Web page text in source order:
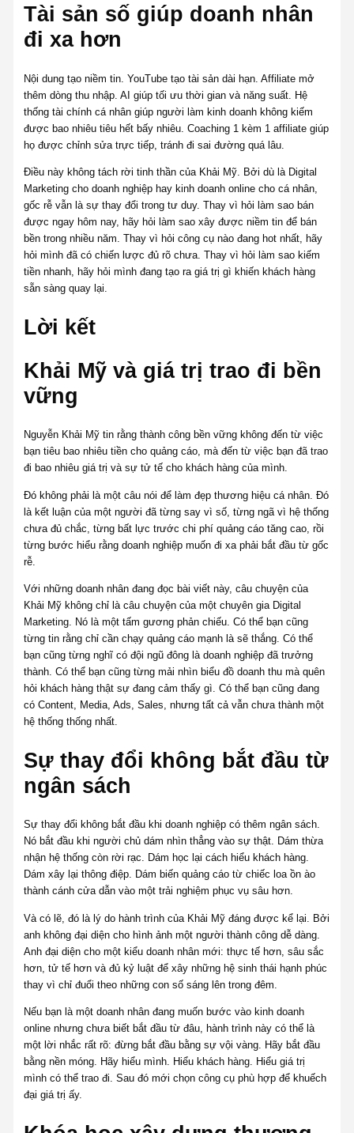
Tài sản số giúp doanh nhân
đi xa hơn
Nội dung tạo niềm tin. YouTube tạo tài sản dài hạn. Affiliate mở
thêm dòng thu nhập. AI giúp tối ưu thời gian và năng suất. Hệ
thống tài chính cá nhân giúp người làm kinh doanh không kiếm
được bao nhiêu tiêu hết bấy nhiêu. Coaching 1 kèm 1 affiliate giúp
họ được chỉnh sửa trực tiếp, tránh đi sai đường quá lâu.
Điều này không tách rời tinh thần của Khải Mỹ. Bởi dù là Digital
Marketing cho doanh nghiệp hay kinh doanh online cho cá nhân,
gốc rễ vẫn là sự thay đổi trong tư duy. Thay vì hỏi làm sao bán
được ngay hôm nay, hãy hỏi làm sao xây được niềm tin để bán
bền trong nhiều năm. Thay vì hỏi công cụ nào đang hot nhất, hãy
hỏi mình đã có chiến lược đủ rõ chưa. Thay vì hỏi làm sao kiếm
tiền nhanh, hãy hỏi mình đang tạo ra giá trị gì khiến khách hàng
sẵn sàng quay lại.
Lời kết
Khải Mỹ và giá trị trao đi bền
vững
Nguyễn Khải Mỹ tin rằng thành công bền vững không đến từ việc
bạn tiêu bao nhiêu tiền cho quảng cáo, mà đến từ việc bạn đã trao
đi bao nhiêu giá trị và sự tử tế cho khách hàng của mình.
Đó không phải là một câu nói để làm đẹp thương hiệu cá nhân. Đó
là kết luận của một người đã từng say vì số, từng ngã vì hệ thống
chưa đủ chắc, từng bất lực trước chi phí quảng cáo tăng cao, rồi
từng bước hiểu rằng doanh nghiệp muốn đi xa phải bắt đầu từ gốc
rễ.
Với những doanh nhân đang đọc bài viết này, câu chuyện của
Khải Mỹ không chỉ là câu chuyện của một chuyên gia Digital
Marketing. Nó là một tấm gương phản chiếu. Có thể bạn cũng
từng tin rằng chỉ cần chạy quảng cáo mạnh là sẽ thắng. Có thể
bạn cũng từng nghĩ có đội ngũ đông là doanh nghiệp đã trưởng
thành. Có thể bạn cũng từng mải nhìn biểu đồ doanh thu mà quên
hỏi khách hàng thật sự đang cảm thấy gì. Có thể bạn cũng đang
có Content, Media, Ads, Sales, nhưng tất cả vẫn chưa thành một
hệ thống thống nhất.
Sự thay đổi không bắt đầu từ
ngân sách
Sự thay đổi không bắt đầu khi doanh nghiệp có thêm ngân sách.
Nó bắt đầu khi người chủ dám nhìn thẳng vào sự thật. Dám thừa
nhận hệ thống còn rời rạc. Dám học lại cách hiểu khách hàng.
Dám xây lại thông điệp. Dám biến quảng cáo từ chiếc loa ồn ào
thành cánh cửa dẫn vào một trải nghiệm phục vụ sâu hơn.
Và có lẽ, đó là lý do hành trình của Khải Mỹ đáng được kể lại. Bởi
anh không đại diện cho hình ảnh một người thành công dễ dàng.
Anh đại diện cho một kiểu doanh nhân mới: thực tế hơn, sâu sắc
hơn, tử tế hơn và đủ kỷ luật để xây những hệ sinh thái hạnh phúc
thay vì chỉ đuổi theo những con số sáng lên trong đêm.
Nếu bạn là một doanh nhân đang muốn bước vào kinh doanh
online nhưng chưa biết bắt đầu từ đâu, hành trình này có thể là
một lời nhắc rất rõ: đừng bắt đầu bằng sự vội vàng. Hãy bắt đầu
bằng nền móng. Hãy hiểu mình. Hiểu khách hàng. Hiểu giá trị
mình có thể trao đi. Sau đó mới chọn công cụ phù hợp để khuếch
đại giá trị ấy.